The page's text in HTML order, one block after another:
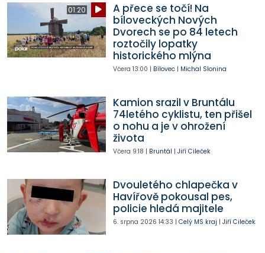
01:20
A přece se točí! Na
bíloveckých Nových
Dvorech se po 84 letech
roztočily lopatky
historického mlýna
Včera 13:00 | Bílovec| Michal Slonina
Kamion srazil v Bruntálu
74letého cyklistu, ten přišel
o nohu a je v ohrožení
života
Včera 9:18 | Bruntál | Jiří Cileček
Dvouletého chlapečka v
Havířově pokousal pes,
policie hledá majitele
6. srpna 2026 14:33 | Celý MS kraj | Jiří Cileček